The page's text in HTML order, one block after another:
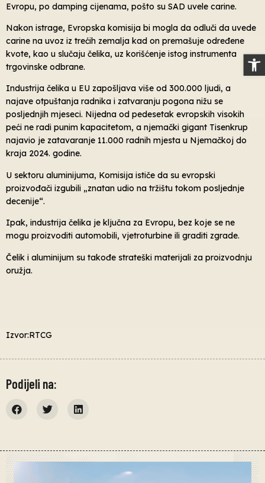
Evropu, po damping cijenama, pošto su SAD uvele carine.
Nakon istrage, Evropska komisija bi mogla da odluči da uvede
carine na uvoz iz trećih zemalja kad on premašuje određene
kvote, kao u slučaju čelika, uz korišćenje istog instrumenta
trgovinske odbrane.
Industrija čelika u EU zapošljava više od 300.000 ljudi, a
najave otpuštanja radnika i zatvaranju pogona nižu se
posljednjih mjeseci. Nijedna od pedesetak evropskih visokih
peći ne radi punim kapacitetom, a njemački gigant Tisenkrup
najavio je zatavaranje 11.000 radnih mjesta u Njemačkoj do
kraja 2024. godine.
U sektoru aluminijuma, Komisija ističe da su evropski
proizvođači izgubili „znatan udio na tržištu tokom posljednje
decenije“.
Ipak, industrija čelika je ključna za Evropu, bez koje se ne
mogu proizvoditi automobili, vjetroturbine ili graditi zgrade.
Čelik i aluminijum su takođe strateški materijali za proizvodnju
oružja.
Izvor:RTCG
Podijeli na: